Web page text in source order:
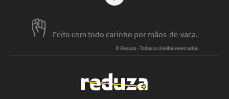
Feito com todo carinho por mãos-de-vaca.
© Reduza - Todos os direitos reservados